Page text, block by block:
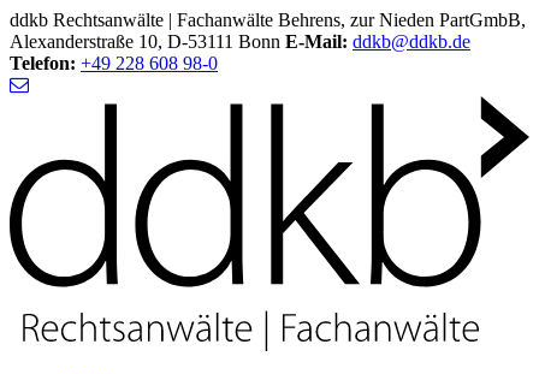
ddkb Rechtsanwälte | Fachanwälte Behrens, zur Nieden PartGmbB,
Alexanderstraße 10, D-53111 Bonn E-Mail: ddkb@ddkb.de
Telefon: +49 228 608 98-0